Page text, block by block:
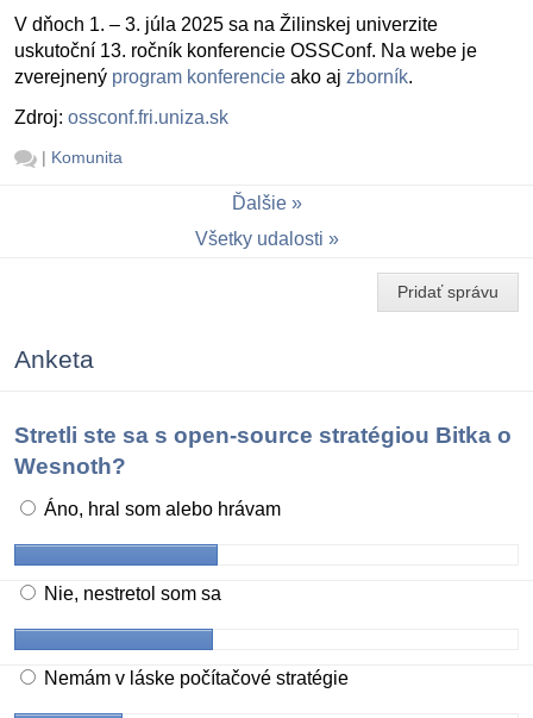
V dňoch 1. – 3. júla 2025 sa na Žilinskej univerzite
uskutoční 13. ročník konferencie OSSConf. Na webe je
zverejnený program konferencie ako aj zborník.
Zdroj: ossconf.fri.uniza.sk
| Komunita
Ďalšie
Všetky udalosti
Pridať správu
Anketa
Stretli ste sa s open-source stratégiou Bitka o
Wesnoth?
Áno, hral som alebo hrávam
Nie, nestretol som sa
Nemám v láske počítačové stratégie